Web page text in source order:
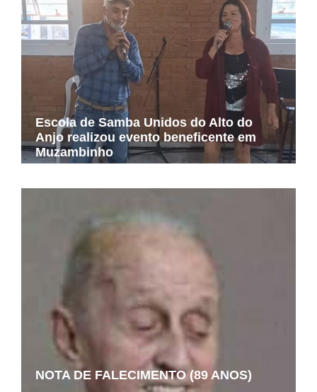
Escola de Samba Unidos do Alto do
Anjo realizou evento beneficente em
Muzambinho
NOTA DE FALECIMENTO (89 ANOS)